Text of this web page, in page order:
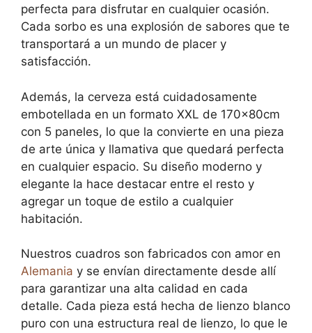
perfecta para disfrutar en cualquier ocasión.
Cada sorbo es una explosión de sabores que te
transportará a un mundo de placer y
satisfacción.
Además, la cerveza está cuidadosamente
embotellada en un formato XXL de 170x80cm
con 5 paneles, lo que la convierte en una pieza
de arte única y llamativa que quedará perfecta
en cualquier espacio. Su diseño moderno y
elegante la hace destacar entre el resto y
agregar un toque de estilo a cualquier
habitación.
Nuestros cuadros son fabricados con amor en
Alemania y se envían directamente desde allí
para garantizar una alta calidad en cada
detalle. Cada pieza está hecha de lienzo blanco
puro con una estructura real de lienzo, lo que le